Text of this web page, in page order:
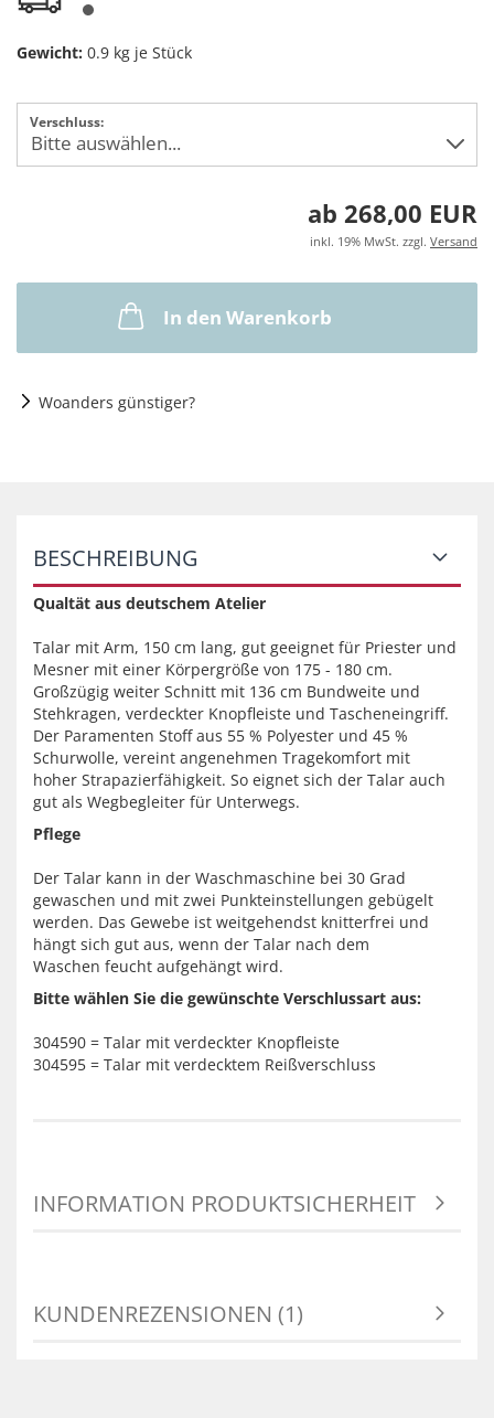
Gewicht: 0.9 kg je Stück
Verschluss:
ab 268,00 EUR
inkl. 19% MwSt. zzgl. Versand
In den Warenkorb
Woanders günstiger?
BESCHREIBUNG
Qualtät aus deutschem Atelier
Talar mit Arm, 150 cm lang, gut geeignet für Priester und
Mesner mit einer Körpergröße von 175 - 180 cm.
Großzügig weiter Schnitt mit 136 cm Bundweite und
Stehkragen, verdeckter Knopfleiste und Tascheneingriff.
Der Paramenten Stoff aus 55 % Polyester und 45 %
Schurwolle, vereint angenehmen Tragekomfort mit
hoher Strapazierfähigkeit. So eignet sich der Talar auch
gut als Wegbegleiter für Unterwegs.
Pflege
Der Talar kann in der Waschmaschine bei 30 Grad
gewaschen und mit zwei Punkteinstellungen gebügelt
werden. Das Gewebe ist weitgehendst knitterfrei und
hängt sich gut aus, wenn der Talar nach dem
Waschen feucht aufgehängt wird.
Bitte wählen Sie die gewünschte Verschlussart aus:
304590 = Talar mit verdeckter Knopfleiste
304595 = Talar mit verdecktem Reißverschluss
INFORMATION PRODUKTSICHERHEIT
KUNDENREZENSIONEN (1)